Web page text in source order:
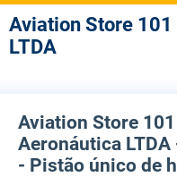
Aviation Store
LTDA
Aviation Store
Aeronáutica
- Pistão único de